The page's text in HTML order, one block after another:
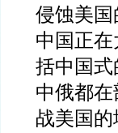
侵蚀美国
中国正
括中国式
中俄都
战美国